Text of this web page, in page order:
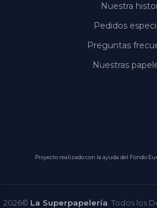
Nuestra
Pedidos
Preguntas
Nuestras
Proyecto realizado con la ayuda del Fondo
2026© La Superpapelería . Todos los